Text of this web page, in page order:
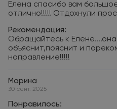
Елена спасибо вам
отлично!!!!! Отдохнули
Рекомендация:
Обращайтесь к
объяснит,пояснит и
направление!!!!!
Марина
30 сент. 2025
Понравилось: